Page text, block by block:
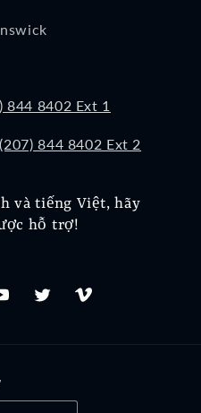
844 8402 Ext 1
844 8402 Ext 2
và tiếng Việt, hãy
hỗ trợ!
Twitter Vimeo